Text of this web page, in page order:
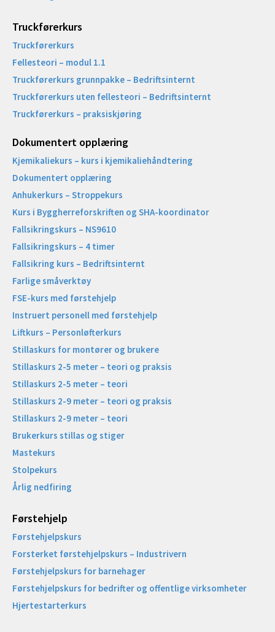
Truckførerkurs
Truckførerkurs
Fellesteori – modul 1.1
Truckførerkurs grunnpakke – Bedriftsinternt
Truckførerkurs uten fellesteori – Bedriftsinternt
Truckførerkurs – praksiskjøring
Dokumentert opplæring
Kjemikaliekurs – kurs i kjemikaliehåndtering
Dokumentert opplæring
Anhukerkurs – Stroppekurs
Kurs i Byggherreforskriften og SHA-koordinator
Fallsikringskurs – NS9610
Fallsikringskurs – 4 timer
Fallsikring kurs – Bedriftsinternt
Farlige småverktøy
FSE-kurs med førstehjelp
Instruert personell med førstehjelp
Liftkurs – Personløfterkurs
Stillaskurs for montører og brukere
Stillaskurs 2-5 meter – teori og praksis
Stillaskurs 2-5 meter – teori
Stillaskurs 2-9 meter – teori og praksis
Stillaskurs 2-9 meter – teori
Brukerkurs stillas og stiger
Mastekurs
Stolpekurs
Årlig nedfiring
Førstehjelp
Førstehjelpskurs
Forsterket førstehjelpskurs – Industrivern
Førstehjelpskurs for barnehager
Førstehjelpskurs for bedrifter og offentlige virksomheter
Hjertestarterkurs